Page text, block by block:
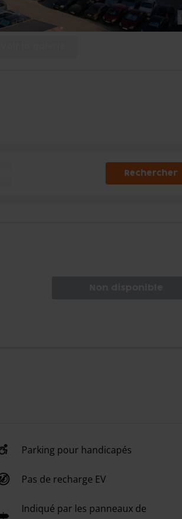
Rechercher
Parking pour handicapés
Pas de recharge EV
Indiqué par les panneaux de